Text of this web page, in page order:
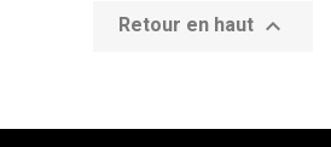
Retour en haut 